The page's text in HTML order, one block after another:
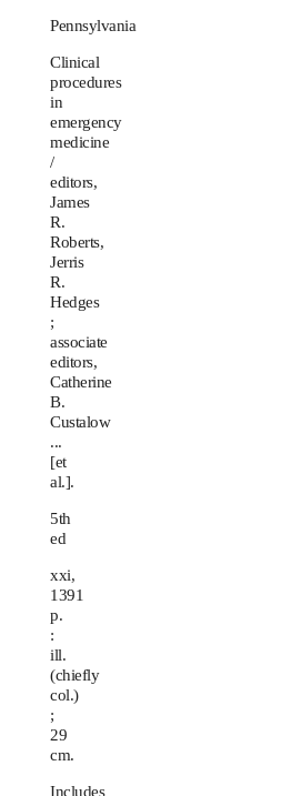
Pennsylvania
Clinical
procedures
in
emergency
medicine
/
editors,
James
R.
Roberts,
Jerris
R.
Hedges
;
associate
editors,
Catherine
B.
Custalow
...
[et
al.].
5th
ed
xxi,
1391
p.
:
ill.
(chiefly
col.)
;
29
cm.
Includes